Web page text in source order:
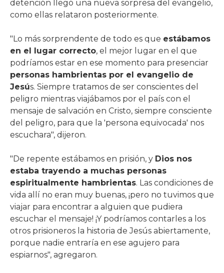
detención llegó una nueva sorpresa del evangelio,
como ellas relataron posteriormente.
"Lo más sorprendente de todo es que estábamos
en el lugar correcto, el mejor lugar en el que
podríamos estar en ese momento para presenciar
personas hambrientas por el evangelio de
Jesús. Siempre tratamos de ser conscientes del
peligro mientras viajábamos por el país con el
mensaje de salvación en Cristo, siempre consciente
del peligro, para que la 'persona equivocada' nos
escuchara", dijeron.
"De repente estábamos en prisión, y Dios nos
estaba trayendo a muchas personas
espiritualmente hambrientas. Las condiciones de
vida allí no eran muy buenas, ¡pero no tuvimos que
viajar para encontrar a alguien que pudiera
escuchar el mensaje! ¡Y podríamos contarles a los
otros prisioneros la historia de Jesús abiertamente,
porque nadie entraría en ese agujero para
espiarnos", agregaron.